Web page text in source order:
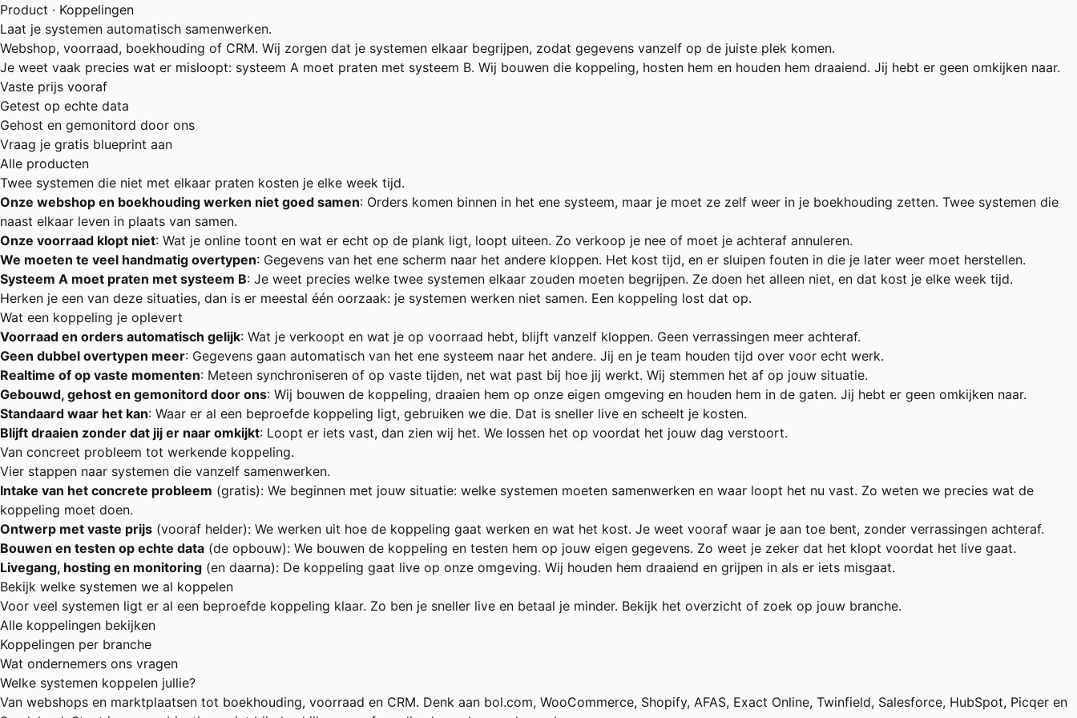
Product · Koppelingen
Laat je systemen automatisch samenwerken.
Webshop, voorraad, boekhouding of CRM. Wij zorgen dat je systemen elkaar begrijpen, zodat gegevens vanzelf op de juiste plek komen.
Je weet vaak precies wat er misloopt: systeem A moet praten met systeem B. Wij bouwen die koppeling, hosten hem en houden hem draaiend. Jij hebt er geen omkijken naar.
Vaste prijs vooraf
Getest op echte data
Gehost en gemonitord door ons
Vraag je gratis blueprint aan
Alle producten
Twee systemen die niet met elkaar praten kosten je elke week tijd.
Onze webshop en boekhouding werken niet goed samen: Orders komen binnen in het ene systeem, maar je moet ze zelf weer in je boekhouding zetten. Twee systemen die
naast elkaar leven in plaats van samen.
Onze voorraad klopt niet: Wat je online toont en wat er echt op de plank ligt, loopt uiteen. Zo verkoop je nee of moet je achteraf annuleren.
We moeten te veel handmatig overtypen: Gegevens van het ene scherm naar het andere kloppen. Het kost tijd, en er sluipen fouten in die je later weer moet herstellen.
Systeem A moet praten met systeem B: Je weet precies welke twee systemen elkaar zouden moeten begrijpen. Ze doen het alleen niet, en dat kost je elke week tijd.
Herken je een van deze situaties, dan is er meestal één oorzaak: je systemen werken niet samen. Een koppeling lost dat op.
Wat een koppeling je oplevert
Voorraad en orders automatisch gelijk: Wat je verkoopt en wat je op voorraad hebt, blijft vanzelf kloppen. Geen verrassingen meer achteraf.
Geen dubbel overtypen meer: Gegevens gaan automatisch van het ene systeem naar het andere. Jij en je team houden tijd over voor echt werk.
Realtime of op vaste momenten: Meteen synchroniseren of op vaste tijden, net wat past bij hoe jij werkt. Wij stemmen het af op jouw situatie.
Gebouwd, gehost en gemonitord door ons: Wij bouwen de koppeling, draaien hem op onze eigen omgeving en houden hem in de gaten. Jij hebt er geen omkijken naar.
Standaard waar het kan: Waar er al een beproefde koppeling ligt, gebruiken we die. Dat is sneller live en scheelt je kosten.
Blijft draaien zonder dat jij er naar omkijkt: Loopt er iets vast, dan zien wij het. We lossen het op voordat het jouw dag verstoort.
Van concreet probleem tot werkende koppeling.
Vier stappen naar systemen die vanzelf samenwerken.
Intake van het concrete probleem (gratis): We beginnen met jouw situatie: welke systemen moeten samenwerken en waar loopt het nu vast. Zo weten we precies wat de
koppeling moet doen.
Ontwerp met vaste prijs (vooraf helder): We werken uit hoe de koppeling gaat werken en wat het kost. Je weet vooraf waar je aan toe bent, zonder verrassingen achteraf.
Bouwen en testen op echte data (de opbouw): We bouwen de koppeling en testen hem op jouw eigen gegevens. Zo weet je zeker dat het klopt voordat het live gaat.
Livegang, hosting en monitoring (en daarna): De koppeling gaat live op onze omgeving. Wij houden hem draaiend en grijpen in als er iets misgaat.
Bekijk welke systemen we al koppelen
Voor veel systemen ligt er al een beproefde koppeling klaar. Zo ben je sneller live en betaal je minder. Bekijk het overzicht of zoek op jouw branche.
Alle koppelingen bekijken
Koppelingen per branche
Wat ondernemers ons vragen
Welke systemen koppelen jullie?
Van webshops en marktplaatsen tot boekhouding, voorraad en CRM. Denk aan bol.com, WooCommerce, Shopify, AFAS, Exact Online, Twinfield, Salesforce, HubSpot, Picqer en